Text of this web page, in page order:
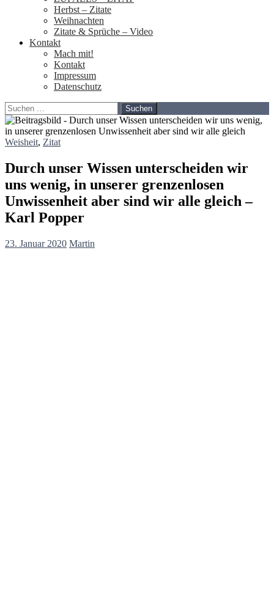
Herbst – Zitate
Weihnachten
Zitate & Sprüche – Video
Kontakt
Mach mit!
Kontakt
Impressum
Datenschutz
Suchen
nach:
Weisheit, Zitat
Durch unser Wissen unterscheiden wir
uns wenig, in unserer grenzenlosen
Unwissenheit aber sind wir alle gleich –
Karl Popper
23. Januar 2020 Martin